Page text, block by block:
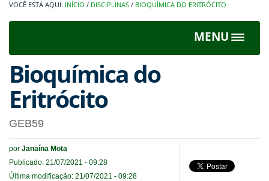
INÍCIO / DISCIPLINAS / BIOQUÍMICA DO ERITRÓCITO
MENU
Toggle
Bioquímica do
Eritrócito
GEB59
por Janaína Mota
Publicado: 21/07/2021 - 09:28
Última modificação: 21/07/2021 - 09:28